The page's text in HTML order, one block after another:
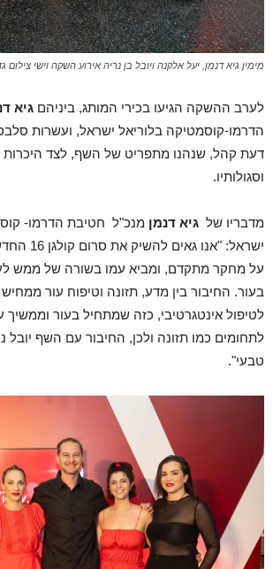
מימין גיא דנמן, יעל אלקנה ויובל בן נריה אירוע השקה וישי צילום
לערב ההשקה הגיעו בכירי המותג, ביניהם גיא
הדרמו-קוסמטיקה בלוריאל ישראל, ועשרות
דעת קהל, שנהנו מתפריט של השף, לצד
וסגולותיו.
מדבריו של גיא דנמן מנכ"ל חטיבת הדרמו-
ישראל:
על מחקר מתקדם, ומביא עמו בשורה של ממש
בעור. החיבור בין מדע, תזונה וטיפוח עור
לטיפול אינטגרטיבי, כזה שמתחיל בעור וממשיך
טבעי".